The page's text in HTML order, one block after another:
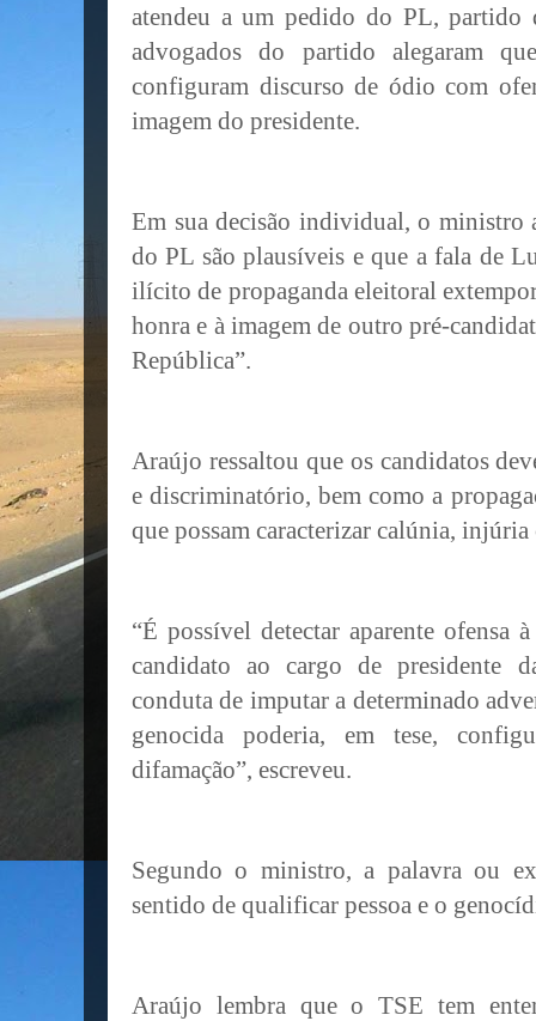
atendeu a um pedido do PL, partido
advogados do partido alegaram
configuram discurso de ódio com
imagem do presidente.
Em sua decisão individual, o ministro
do PL são plausíveis e que a fala de
ilícito de propaganda eleitoral
honra e à imagem de outro pré-
República”.
Araújo ressaltou que os candidatos
e discriminatório, bem como a
que possam caracterizar calúnia,
“É possível detectar aparente ofensa
candidato ao cargo de presidente
conduta de imputar a determinado
genocida poderia, em tese,
difamação”, escreveu.
Segundo o ministro, a palavra ou
sentido de qualificar pessoa e o
Araújo lembra que o TSE tem